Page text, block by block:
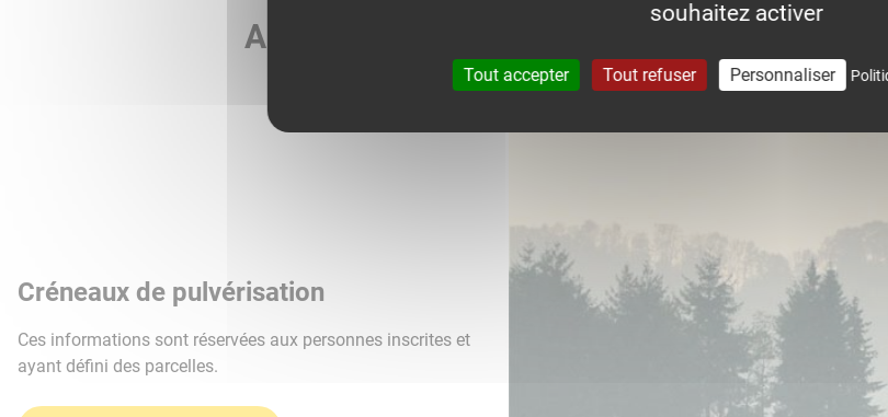
Agri météo vous accompagne dans le suivi
Créneaux de pulvérisation
Ces informations sont réservées aux personnes inscrites et
ayant défini des parcelles.
souhaitez activer
Tout accepter Tout refuser Personnaliser